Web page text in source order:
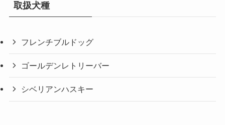
取扱犬種
フレンチブルドッグ
ゴールデンレトリーバー
シベリアンハスキー